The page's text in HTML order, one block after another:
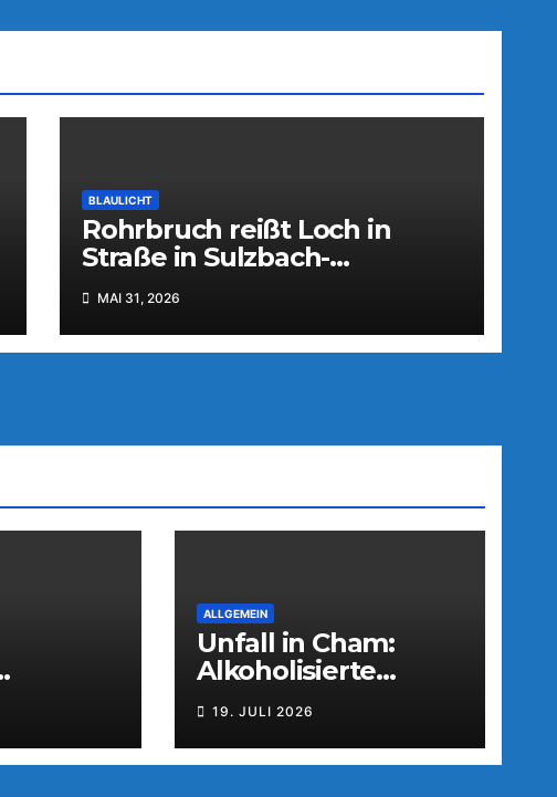
BLAULICHT
Rohrbruch reißt Loch in
Straße in Sulzbach-
Rosenberg
MAI 31, 2026
ALLGEMEIN
Unfall in Cham:
Alkoholisierte
Fahrerin flüchtet
19. JULI 2026